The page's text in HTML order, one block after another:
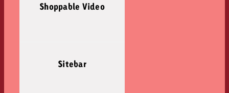
Shoppable Video
Sitebar